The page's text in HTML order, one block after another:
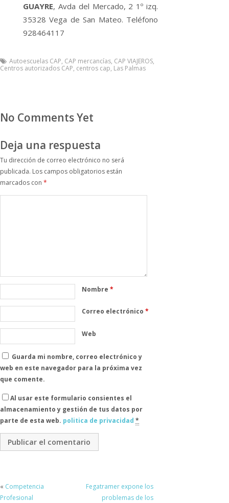
GUAYRE, Avda del Mercado, 2 1º izq.
35328 Vega de San Mateo. Teléfono
928464117
Autoescuelas CAP, CAP mercancí­as, CAP VIAJEROS,
Centros autorizados CAP, centros cap, Las Palmas
No Comments Yet
Deja una respuesta
Tu dirección de correo electrónico no será
publicada. Los campos obligatorios están
marcados con *
Nombre*
Correo electrónico*
Web
Guarda mi nombre, correo electrónico y
web en este navegador para la próxima vez
que comente.
Al usar este formulario consientes el
almacenamiento y gestión de tus datos por
parte de esta web. politica de privacidad *
« Competencia
Profesional
Fegatramer expone los
problemas de los